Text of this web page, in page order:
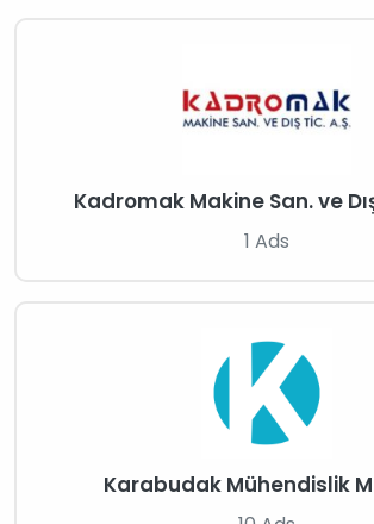
Kadromak Makine San. ve
1 Ads
Karabudak Mühendislik